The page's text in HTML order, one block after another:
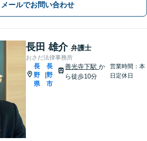
メールでお問い合わせ
長田 雄介 弁護士
おさだ法律事務所
長
野
県
長
野
市
善光寺下駅か
ら徒歩10分
営業時間：本
日定休日